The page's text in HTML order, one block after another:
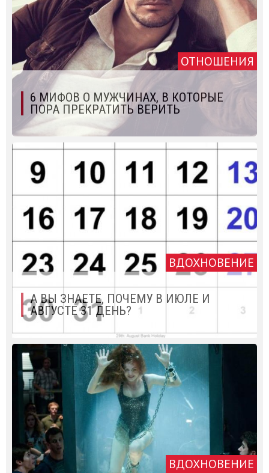
ОТНОШЕНИЯ
6 МИФОВ О МУЖЧИНАХ, В КОТОРЫЕ
ПОРА ПРЕКРАТИТЬ ВЕРИТЬ
ВДОХНОВЕНИЕ
А ВЫ ЗНАЕТЕ, ПОЧЕМУ В ИЮЛЕ И
АВГУСТЕ 31 ДЕНЬ?
ВДОХНОВЕНИЕ